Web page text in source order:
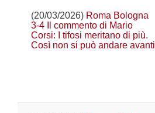
(20/03/2026) Roma Bologna
3-4 Il commento di Mario
Corsi: I tifosi meritano di più.
Così non si può andare avanti